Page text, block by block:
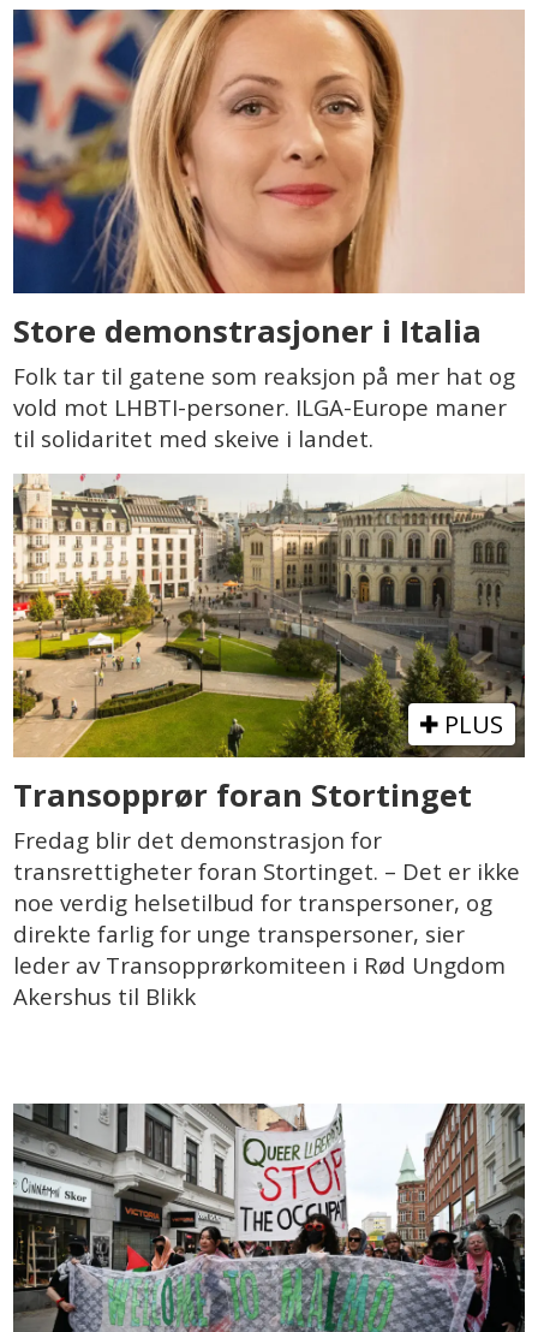
Store demonstrasjoner i Italia
Folk tar til gatene som reaksjon på mer hat og
vold mot LHBTI-personer. ILGA-Europe maner
til solidaritet med skeive i landet.
PLUS
Transopprør foran Stortinget
Fredag blir det demonstrasjon for
transrettigheter foran Stortinget. – Det er ikke
noe verdig helsetilbud for transpersoner, og
direkte farlig for unge transpersoner, sier
leder av Transopprørkomiteen i Rød Ungdom
Akershus til Blikk